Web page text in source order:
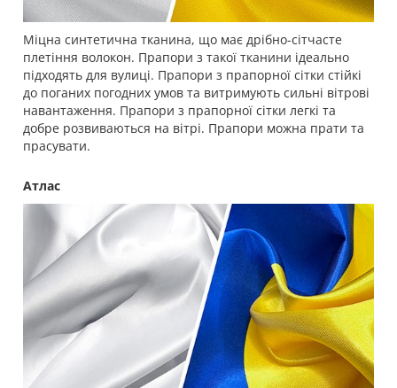
Міцна синтетична тканина, що має дрібно-сітчасте
плетіння волокон. Прапори з такої тканини ідеально
підходять для вулиці. Прапори з прапорної сітки стійкі
до поганих погодних умов та витримують сильні вітрові
навантаження. Прапори з прапорної сітки легкі та
добре розвиваються на вітрі. Прапори можна прати та
прасувати.
Атлас